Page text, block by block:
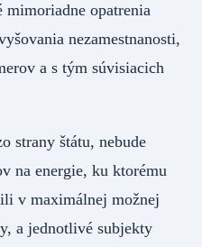
mimoriadne opatrenia
nezamestnanosti,
a s tým súvisiacich
strany štátu, nebude
na energie, ku ktorému
v maximálnej možnej
a jednotlivé subjekty